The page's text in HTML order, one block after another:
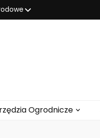
Ogrodnicze